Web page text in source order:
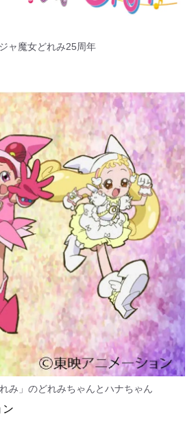
ャ魔女どれみ25周年
み」のどれみちゃんとハナちゃん
ン